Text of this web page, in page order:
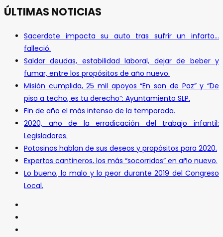
ÚLTIMAS NOTICIAS
Sacerdote impacta su auto tras sufrir un infarto…
falleció.
Saldar deudas, estabilidad laboral, dejar de beber y
fumar, entre los propósitos de año nuevo.
Misión cumplida, 25 mil apoyos “En son de Paz” y “De
piso a techo, es tu derecho”: Ayuntamiento SLP.
Fin de año el más intenso de la temporada.
2020, año de la erradicación del trabajo infantil:
Legisladores.
Potosinos hablan de sus deseos y propósitos para 2020.
Expertos cantineros, los más “socorridos” en año nuevo.
Lo bueno, lo malo y lo peor durante 2019 del Congreso
Local.